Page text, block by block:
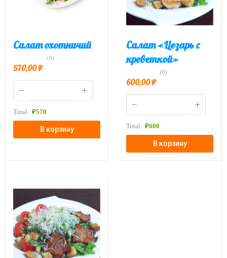
Салат охотничий
(0)
570,00₽
Total: ₽570
В корзину
Салат «Цезарь с
креветкой»
(0)
600,00₽
Total: ₽600
В корзину